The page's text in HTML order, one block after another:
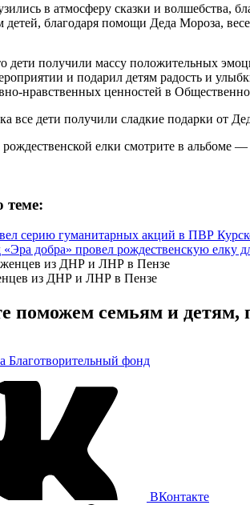
в атмосферу сказки и волшебства,
детей, благодаря помощи Деда Мороза,
дети получили массу положительных
и подарил детям радость и
нравственных ценностей в
все дети получили сладкие подарки от
елки смотрите в альбоме —
теме:
серию гуманитарных акций в ПВР
добра» провел рождественскую елку
из ДНР и ЛНР в Пензе
поможем семьям и
Благотворительный фонд
ВКонтакте